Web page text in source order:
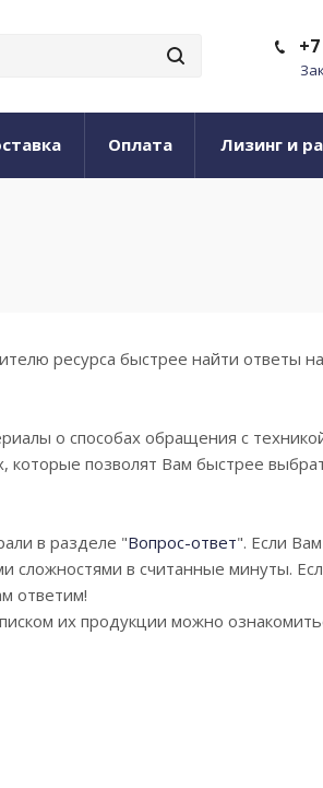
Оплата Лизинг и
ресурса быстрее найти ответы
о способах обращения с
позволят Вам быстрее
в разделе "Вопрос-ответ". Если
сложностями в считанные минуты.
ответим!
их продукции можно